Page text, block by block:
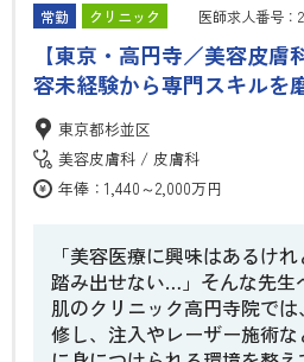
常勤 クリニック 医師求人番号：
【東京・高円寺／美容皮
容未経験から専門スキルを
東京都杉並区
美容皮膚科
皮膚科
年俸：1,440～2,000万円
「美容医療に興味はあるけ
踏み出せない…」そんな先生
肌のクリニック高円寺院で
修し、注入やレーザー施術